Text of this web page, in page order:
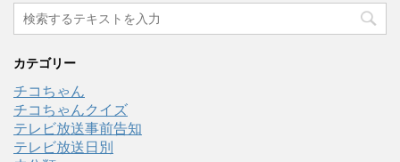
カテゴリー
チコちゃん
チコちゃんクイズ
テレビ放送事前告知
テレビ放送日別